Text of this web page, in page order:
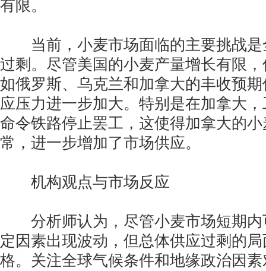
有限。
当前，小麦市场面临的主要挑战是
过剩。尽管美国的小麦产量增长有限
如俄罗斯、乌克兰和加拿大的丰收预
应压力进一步加大。特别是在加拿大
命令铁路停止罢工，这使得加拿大的
常，进一步增加了市场供应。
机构观点与市场反应
分析师认为，尽管小麦市场短期内
定因素出现波动，但总体供应过剩的
格。关注全球气候条件和地缘政治因